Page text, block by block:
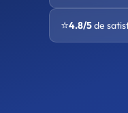
⭐4.8/5de